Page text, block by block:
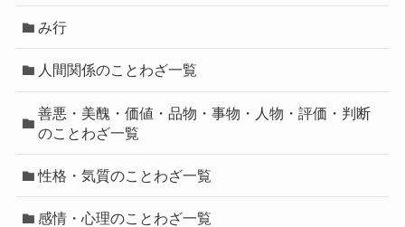
み行
人間関係のことわざ一覧
善悪・美醜・価値・品物・事物・人物・評価・判断
のことわざ一覧
性格・気質のことわざ一覧
感情・心理のことわざ一覧